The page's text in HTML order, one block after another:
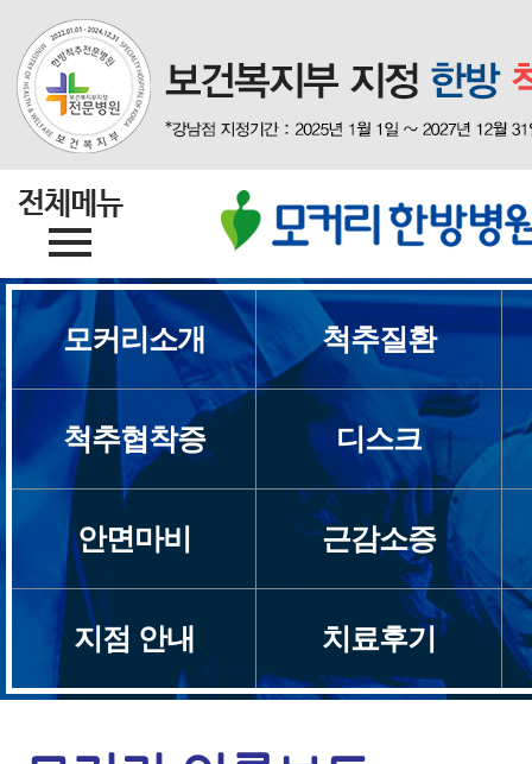
모커리소개 척추질환
척추협착증 디스크
안면마비 근감소증
지점 안내 치료후기
모커리소개
브랜드스토리
의료진소개
설립자 인사말
지점소개